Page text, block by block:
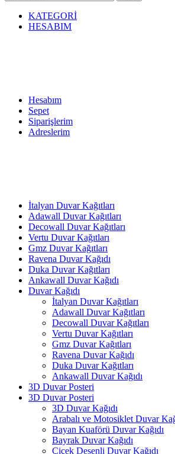
KATEGORİ
HESABIM
Hesabım
Sepet
Siparişlerim
Adreslerim
İtalyan Duvar Kağıtları
Adawall Duvar Kağıtları
Decowall Duvar Kağıtları
Vertu Duvar Kağıtları
Gmz Duvar Kağıtları
Ravena Duvar Kağıdı
Duka Duvar Kağıtları
Ankawall Duvar Kağıdı
Duvar Kağıdı
İtalyan Duvar Kağıtları
Adawall Duvar Kağıtları
Decowall Duvar Kağıtları
Vertu Duvar Kağıtları
Gmz Duvar Kağıtları
Ravena Duvar Kağıdı
Duka Duvar Kağıtları
Ankawall Duvar Kağıdı
3D Duvar Posteri
3D Duvar Posteri
3D Duvar Kağıdı
Arabalı ve Motosiklet Duvar
Bayan Kuaförü Duvar Kağıdı
Bayrak Duvar Kağıdı
Çiçek Desenli Duvar Kağıdı